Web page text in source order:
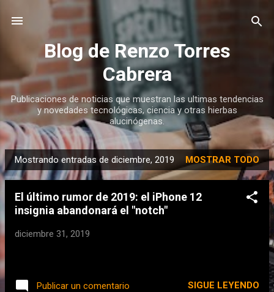
Ir al contenido principal
Blog de Renzo Torres
Cabrera
Publicaciones de noticias que muestran las ultimas tendencias
y novedades tecnológicas, ciencia y otras hierbas
alucinógenas.
E
n
Mostrando entradas de diciembre, 2019 MOSTRAR TODO
El último rumor de 2019: el iPhone 12
insignia abandonará el "notch"
diciembre 31, 2019
Publicar un comentario SIGUE LEYENDO